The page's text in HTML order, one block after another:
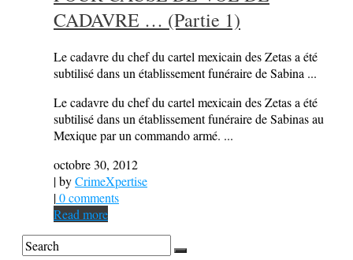
CADAVRE … (Partie 1)
Le cadavre du chef du cartel mexicain des Zetas a été
subtilisé dans un établissement funéraire de Sabina ...
Le cadavre du chef du cartel mexicain des Zetas a été
subtilisé dans un établissement funéraire de Sabinas au
Mexique par un commando armé. ...
octobre 30, 2012
| byCrimeXpertise
|0 comments
Read more